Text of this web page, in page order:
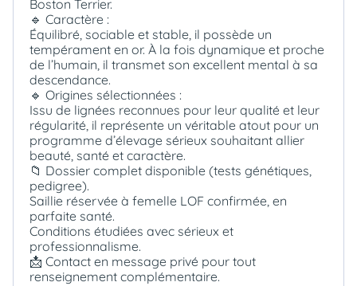
Boston Terrier.
🔹 Caractère :
Équilibré, sociable et stable, il possède un
tempérament en or. À la fois dynamique et proche
de l’humain, il transmet son excellent mental à sa
descendance.
🔹 Origines sélectionnées :
Issu de lignées reconnues pour leur qualité et leur
régularité, il représente un véritable atout pour un
programme d’élevage sérieux souhaitant allier
beauté, santé et caractère.
📁 Dossier complet disponible (tests génétiques,
pedigree).
Saillie réservée à femelle LOF confirmée, en
parfaite santé.
Conditions étudiées avec sérieux et
professionnalisme.
📩 Contact en message privé pour tout
renseignement complémentaire.